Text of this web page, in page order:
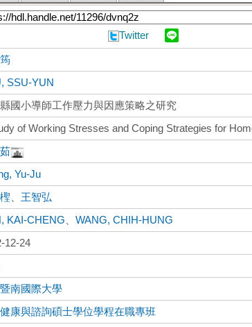
Twitter
SSU-YUN
國小導師工作壓力與因應策略之研究
of Working Stresses and Coping Strategies for
Yu-Ju
王智弘
KAI-CHENG 、WANG, CHIH-HUNG
12-24
南國際大學
康與諮詢碩士學位學程在職專班